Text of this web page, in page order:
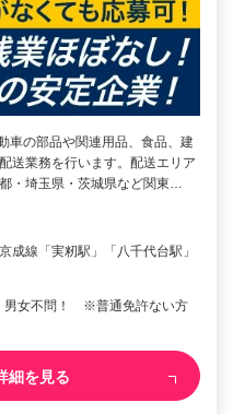
車の部品や関連用品、食品、建
送業務を行います。配送エリア
・埼玉県・茨城県など関東…
成線「実籾駅」「八千代台駅」
男女不問！ ※普通免許ない方
細を見る